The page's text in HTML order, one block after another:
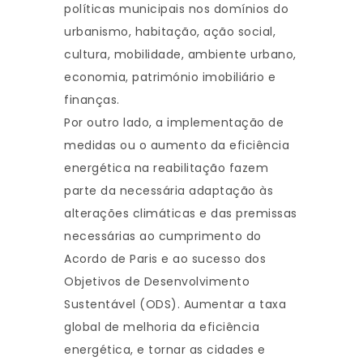
políticas municipais nos domínios do
urbanismo, habitação, ação social,
cultura, mobilidade, ambiente urbano,
economia, património imobiliário e
finanças.
Por outro lado, a implementação de
medidas ou o aumento da eficiência
energética na reabilitação fazem
parte da necessária adaptação às
alterações climáticas e das premissas
necessárias ao cumprimento do
Acordo de Paris e ao sucesso dos
Objetivos de Desenvolvimento
Sustentável (ODS). Aumentar a taxa
global de melhoria da eficiência
energética, e tornar as cidades e